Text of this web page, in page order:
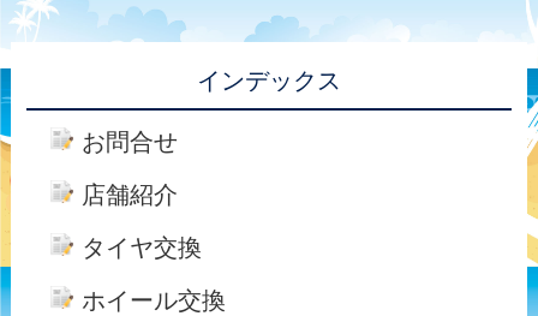
インデックス
お問合せ
店舗紹介
タイヤ交換
ホイール交換